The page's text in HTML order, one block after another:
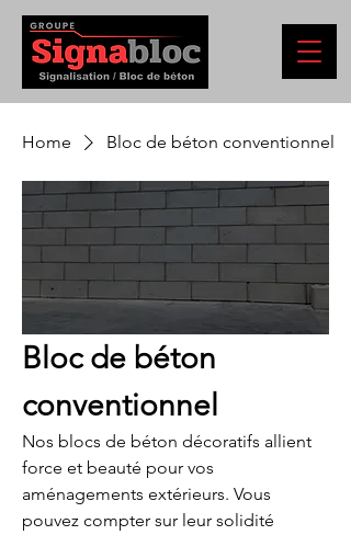
Home Bloc de béton conventionnel
Bloc de béton
conventionnel
Nos blocs de béton décoratifs allient
force et beauté pour vos
aménagements extérieurs. Vous
pouvez compter sur leur solidité